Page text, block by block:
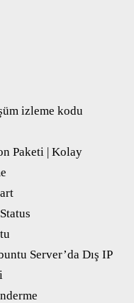
izleme kodu
Paketi | Kolay
Server’da Dış IP